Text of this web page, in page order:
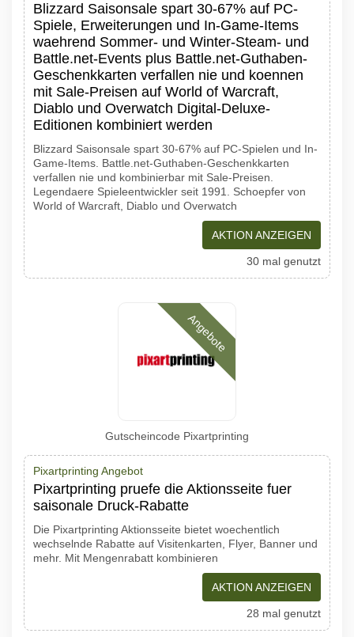
Blizzard Saisonsale spart 30-67% auf PC-
Spiele, Erweiterungen und In-Game-Items
waehrend Sommer- und Winter-Steam- und
Battle.net-Events plus Battle.net-Guthaben-
Geschenkkarten verfallen nie und koennen
mit Sale-Preisen auf World of Warcraft,
Diablo und Overwatch Digital-Deluxe-
Editionen kombiniert werden
Blizzard Saisonsale spart 30-67% auf PC-Spielen und In-
Game-Items. Battle.net-Guthaben-Geschenkkarten
verfallen nie und kombinierbar mit Sale-Preisen.
Legendaere Spieleentwickler seit 1991. Schoepfer von
World of Warcraft, Diablo und Overwatch
AKTION ANZEIGEN
30 mal genutzt
Angebote
Gutscheincode Pixartprinting
Pixartprinting Angebot
Pixartprinting pruefe die Aktionsseite fuer
saisonale Druck-Rabatte
Die Pixartprinting Aktionsseite bietet woechentlich
wechselnde Rabatte auf Visitenkarten, Flyer, Banner und
mehr. Mit Mengenrabatt kombinieren
AKTION ANZEIGEN
28 mal genutzt